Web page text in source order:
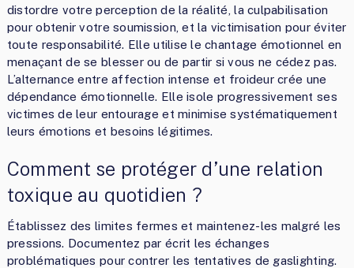
distordre votre perception de la réalité, la culpabilisation
pour obtenir votre soumission, et la victimisation pour éviter
toute responsabilité. Elle utilise le chantage émotionnel en
menaçant de se blesser ou de partir si vous ne cédez pas.
L’alternance entre affection intense et froideur crée une
dépendance émotionnelle. Elle isole progressivement ses
victimes de leur entourage et minimise systématiquement
leurs émotions et besoins légitimes.
Comment se protéger d’une relation
toxique au quotidien ?
Établissez des limites fermes et maintenez-les malgré les
pressions. Documentez par écrit les échanges
problématiques pour contrer les tentatives de gaslighting.